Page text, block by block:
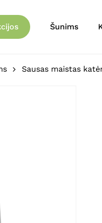
Šunims
Sausas maistas